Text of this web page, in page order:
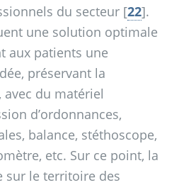
du secteur[22].
une solution optimale
aux patients une
préservant la
du matériel
d’ordonnances,
balance, stéthoscope,
etc. Sur ce point, la
le territoire des